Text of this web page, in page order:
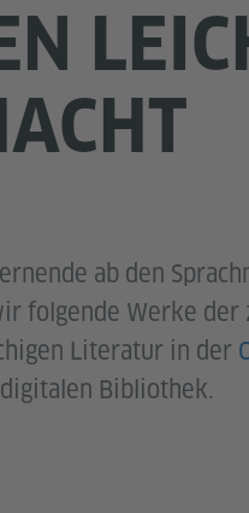
ab den
folgende Werke der
Literatur in der
Bibliothek.